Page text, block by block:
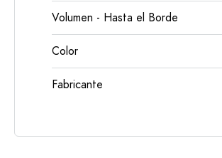
Volumen - Hasta el Borde
Color
Fabricante